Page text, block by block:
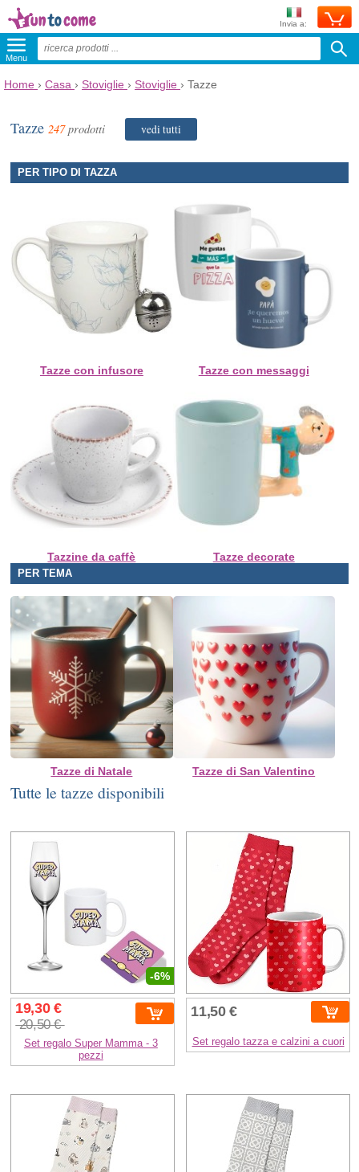
Invia a:
Menu
Home › Casa › Stoviglie › Stoviglie › Tazze
Tazze247prodotti vedi tutti
PER TIPO DI TAZZA
Tazze con infusore Tazze con messaggi
Tazzine da caffè Tazze decorate
PER TEMA
Tazze di Natale Tazze di San Valentino
Tutte le tazze disponibili
-6%
19,30 €
20,50 €
Set regalo Super Mamma - 3
pezzi
11,50 €
Set regalo tazza e calzini a cuori